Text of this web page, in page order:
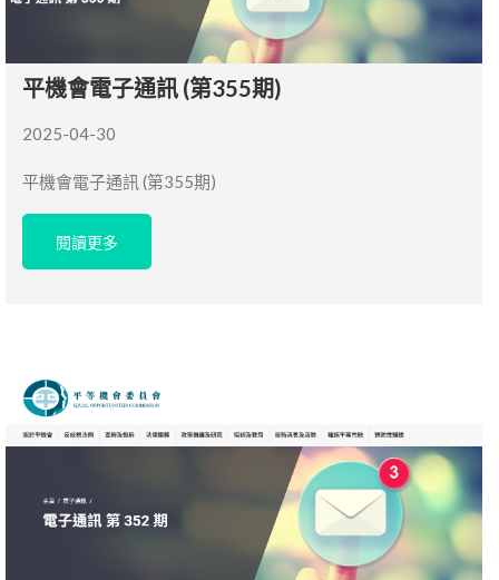
平機會電子通訊 (第355期)
2025-04-30
平機會電子通訊 (第355期)
閱讀更多